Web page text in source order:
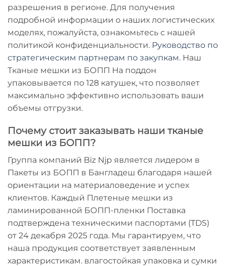
разрешения в регионе. Для получения
подробной информации о наших логистических
моделях, пожалуйста, ознакомьтесь с нашей
политикой конфиденциальности. Руководство по
стратегическим партнерам по закупкам. Наш
Тканые мешки из БОПП На поддон
упаковывается по 128 катушек, что позволяет
максимально эффективно использовать ваши
объемы отгрузки.
Почему стоит заказывать наши тканые
мешки из БОПП?
Группа компаний Biz Njp является лидером в
Пакеты из БОПП в Бангладеш благодаря нашей
ориентации на материаловедение и успех
клиентов. Каждый Плетеные мешки из
ламинированной БОПП-пленки Поставка
подтверждена техническими паспортами (TDS)
от 24 декабря 2025 года. Мы гарантируем, что
наша продукция соответствует заявленным
характеристикам. влагостойкая упаковка и сумки